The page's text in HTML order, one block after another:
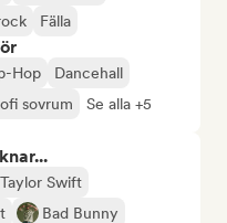
Fälla
Hop
Dancehall
sovrum Se alla +5
Taylor Swift
Bad Bunny